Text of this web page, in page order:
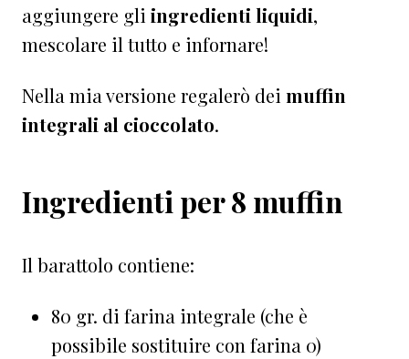
aggiungere gli ingredienti liquidi,
mescolare il tutto e infornare!
Nella mia versione regalerò dei muffin
integrali al cioccolato.
Ingredienti per 8 muffin
Il barattolo contiene:
80 gr. di farina integrale (che è
possibile sostituire con farina 0)